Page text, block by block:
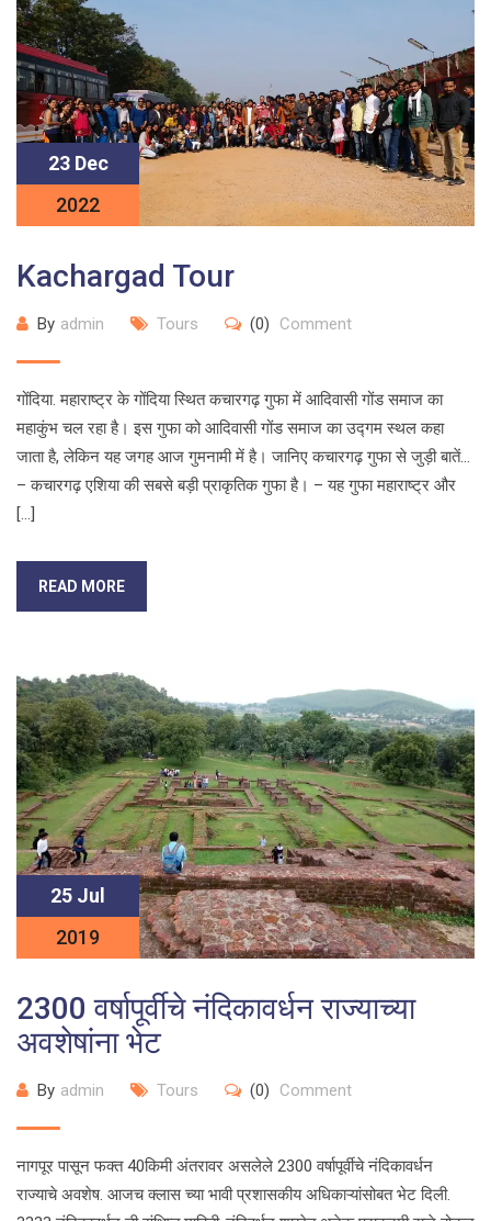
23 Dec
2022
Kachargad Tour
By admin Tours (0) Comment
गोंदिया. महाराष्ट्र के गोंदिया स्थित कचारगढ़ गुफा में आदिवासी गोंड समाज का
महाकुंभ चल रहा है। इस गुफा को आदिवासी गोंड समाज का उद्गम स्थल कहा
जाता है, लेकिन यह जगह आज गुमनामी में है। जानिए कचारगढ़ गुफा से जुड़ी बातें…
– कचारगढ़ एशिया की सबसे बड़ी प्राकृतिक गुफा है। – यह गुफा महाराष्ट्र और
[…]
READ MORE
25 Jul
2019
2300 वर्षापूर्वीचे नंदिकावर्धन राज्याच्या
अवशेषांना भेट
By admin Tours (0) Comment
नागपूर पासून फक्त 40किमी अंतरावर असलेले 2300 वर्षापूर्वीचे नंदिकावर्धन
राज्याचे अवशेष. आजच क्लास च्या भावी प्रशासकीय अधिकाऱ्यांसोबत भेट दिली.